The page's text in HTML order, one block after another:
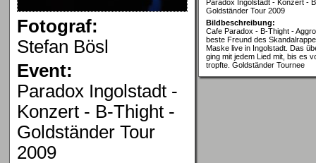
Fotograf:
Stefan Bösl
Event:
Paradox Ingolstadt -
Konzert - B-Thight -
Goldständer Tour
2009
Paradox Ingolstadt - Konzert -
Goldständer Tour 2009
Bildbeschreibung:
Cafe Paradox - B-Thight -
beste Freund des
Maske live in Ingolstadt. Das
ging mit jedem Lied mit, bis es
tropfte. Goldständer Tournee